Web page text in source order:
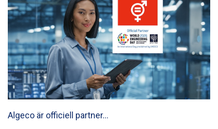
Algeco är officiell partner…